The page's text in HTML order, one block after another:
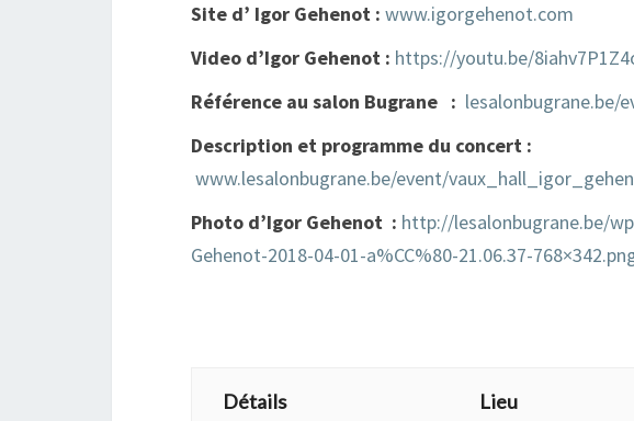
Site d’ Igor Gehenot : www.igorgehenot.com
Video d’Igor Gehenot : https://youtu.be/
Référence au salon Bugrane : lesalonbugrane.be/
Description et programme du concert :
www.lesalonbugrane.be/event/
Photo d’Igor Gehenot : http://lesalonbugrane.be/
Gehenot-2018-04-01-a%CC%80-21.06.37-
Détails Lieu